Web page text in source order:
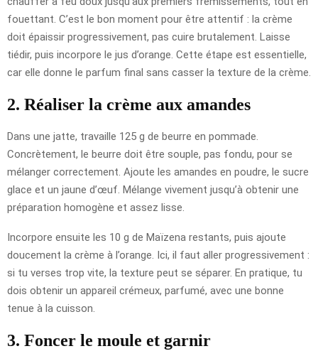
fouettant. C’est le bon moment pour être attentif : la crème
doit épaissir progressivement, pas cuire brutalement. Laisse
tiédir, puis incorpore le jus d’orange. Cette étape est essentielle,
car elle donne le parfum final sans casser la texture de la crème.
2. Réaliser la crème aux amandes
Dans une jatte, travaille 125 g de beurre en pommade.
Concrètement, le beurre doit être souple, pas fondu, pour se
mélanger correctement. Ajoute les amandes en poudre, le sucre
glace et un jaune d’œuf. Mélange vivement jusqu’à obtenir une
préparation homogène et assez lisse.
Incorpore ensuite les 10 g de Maïzena restants, puis ajoute
doucement la crème à l’orange. Ici, il faut aller progressivement :
si tu verses trop vite, la texture peut se séparer. En pratique, tu
dois obtenir un appareil crémeux, parfumé, avec une bonne
tenue à la cuisson.
3. Foncer le moule et garnir